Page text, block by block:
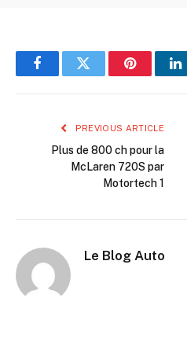
FacebookTwitter Pinterest
PREVIOUS ARTICLE
Plus de 800 ch pour la
McLaren 720S par
Motortech 1
Le Blog Auto